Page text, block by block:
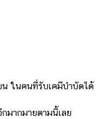
น ในคนที่รับเคมีบำบัดได้
มากมายตามนี้เลย